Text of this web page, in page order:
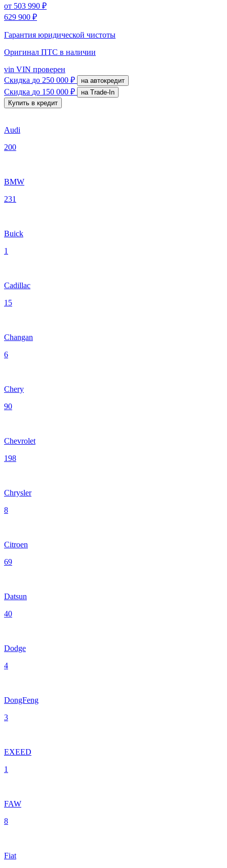
от 503 990 ₽
629 900 ₽
Гарантия юридической чистоты
Оригинал ПТС в наличии
vin VIN проверен
Скидка до 250 000 ₽ на автокредит
Скидка до 150 000 ₽
на Trade-In
Купить в кредит
Audi
200
BMW
231
Buick
1
Cadillac
15
Changan
6
Chery
90
Chevrolet
198
Chrysler
8
Citroen
69
Datsun
40
Dodge
4
DongFeng
3
EXEED
1
FAW
8
Fiat